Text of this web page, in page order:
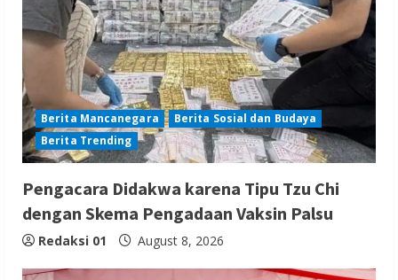
Berita Mancanegara
Berita Sosial dan Budaya
Berita Trending
Pengacara Didakwa karena Tipu Tzu Chi
dengan Skema Pengadaan Vaksin Palsu
Redaksi 01 August 8, 2026